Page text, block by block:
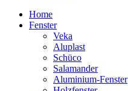
Home
Fenster
Veka
Aluplast
Schüco
Salamander
Aluminium-Fenster